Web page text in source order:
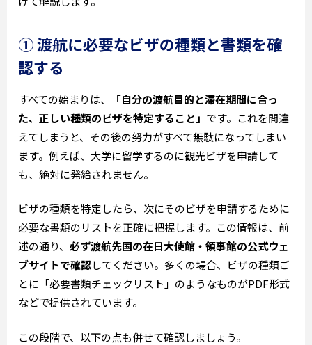
① 渡航に必要なビザの種類と書類を確
認する
すべての始まりは、
「自分の渡航目的と滞在期間に合っ
た、正しい種類のビザを特定すること」 です。これを間違
えてしまうと、その後の努力がすべて無駄になってしまい
ます。例えば、大学に留学するのに観光ビザを申請して
も、絶対に発給されません。
ビザの種類を特定したら、次にそのビザを申請するために
必要な書類のリストを正確に把握します。この情報は、前
述の通り、 必ず渡航先国の在日大使館・領事館の公式ウェ
ブサイトで確認してください。多くの場合、ビザの種類ご
とに「必要書類チェックリスト」のようなものがPDF形式
などで提供されています。
この段階で、以下の点も併せて確認しましょう。